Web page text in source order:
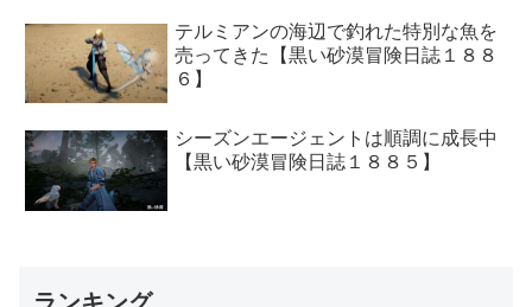
テルミアンの海辺で釣れた特別な魚を
売ってきた【黒い砂漠冒険日誌１８８
６】
シーズンエージェントは順調に成長中
【黒い砂漠冒険日誌１８８５】